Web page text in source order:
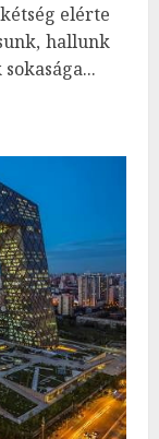
elérte
hallunk